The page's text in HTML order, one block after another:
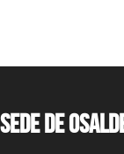
Sede de